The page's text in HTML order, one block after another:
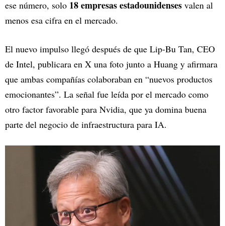
ese número, solo 18 empresas estadounidenses valen al
menos esa cifra en el mercado.
El nuevo impulso llegó después de que Lip-Bu Tan, CEO
de Intel, publicara en X una foto junto a Huang y afirmara
que ambas compañías colaboraban en “nuevos productos
emocionantes”. La señal fue leída por el mercado como
otro factor favorable para Nvidia, que ya domina buena
parte del negocio de infraestructura para IA.